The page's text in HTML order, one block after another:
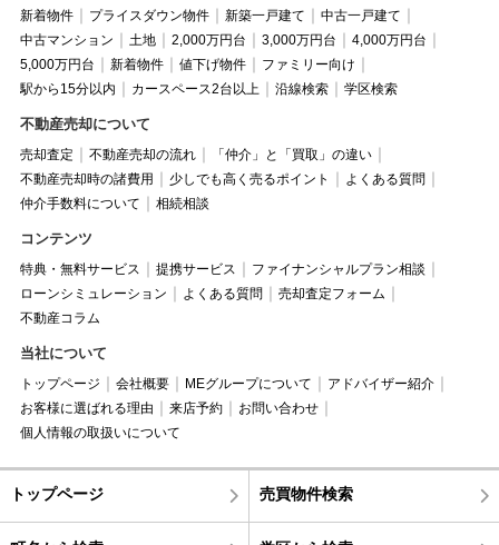
新着物件 プライスダウン物件 新築一戸建て
中古一戸建て
中古マンション
土地 2,000万円台 3,000万円台
4,000万円台
5,000万円台
新着物件 値下げ物件
ファミリー向け
駅から15分以内
カースペース2台以上 沿線検索 学区検索
不動産売却について
売却査定 不動産売却の流れ
「仲介」と「買取」の違い
不動産売却時の諸費用
少しでも高く売るポイント
よくある質問
仲介手数料について
相続相談
コンテンツ
特典・無料サービス 提携サービス
ファイナンシャルプラン相談
ローンシミュレーション
よくある質問
売却査定フォーム
不動産コラム
当社について
トップページ 会社概要 MEグループについて
アドバイザー紹介
お客様に選ばれる理由
来店予約
お問い合わせ
個人情報の取扱いについて
トップページ 売買物件検索